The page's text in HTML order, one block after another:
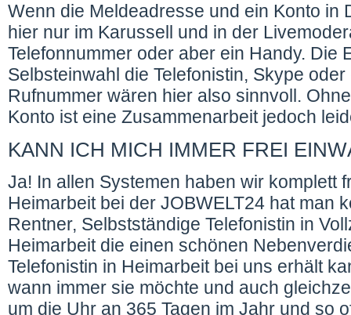
Wenn die Meldeadresse und ein Konto in
hier nur im Karussell und in der
Telefonnummer oder aber ein Handy.
Selbsteinwahl die Telefonistin, Skype
Rufnummer wären hier also sinnvoll.
Konto ist eine Zusammenarbeit jedoch
KANN ICH MICH IMMER FREI
Ja! In allen Systemen haben wir komplett
Heimarbeit bei der JOBWELT24 hat man
Rentner, Selbstständige Telefonistin in
Heimarbeit die einen schönen
Telefonistin in Heimarbeit bei uns erhält
wann immer sie möchte und auch
um die Uhr an 365 Tagen im Jahr und so